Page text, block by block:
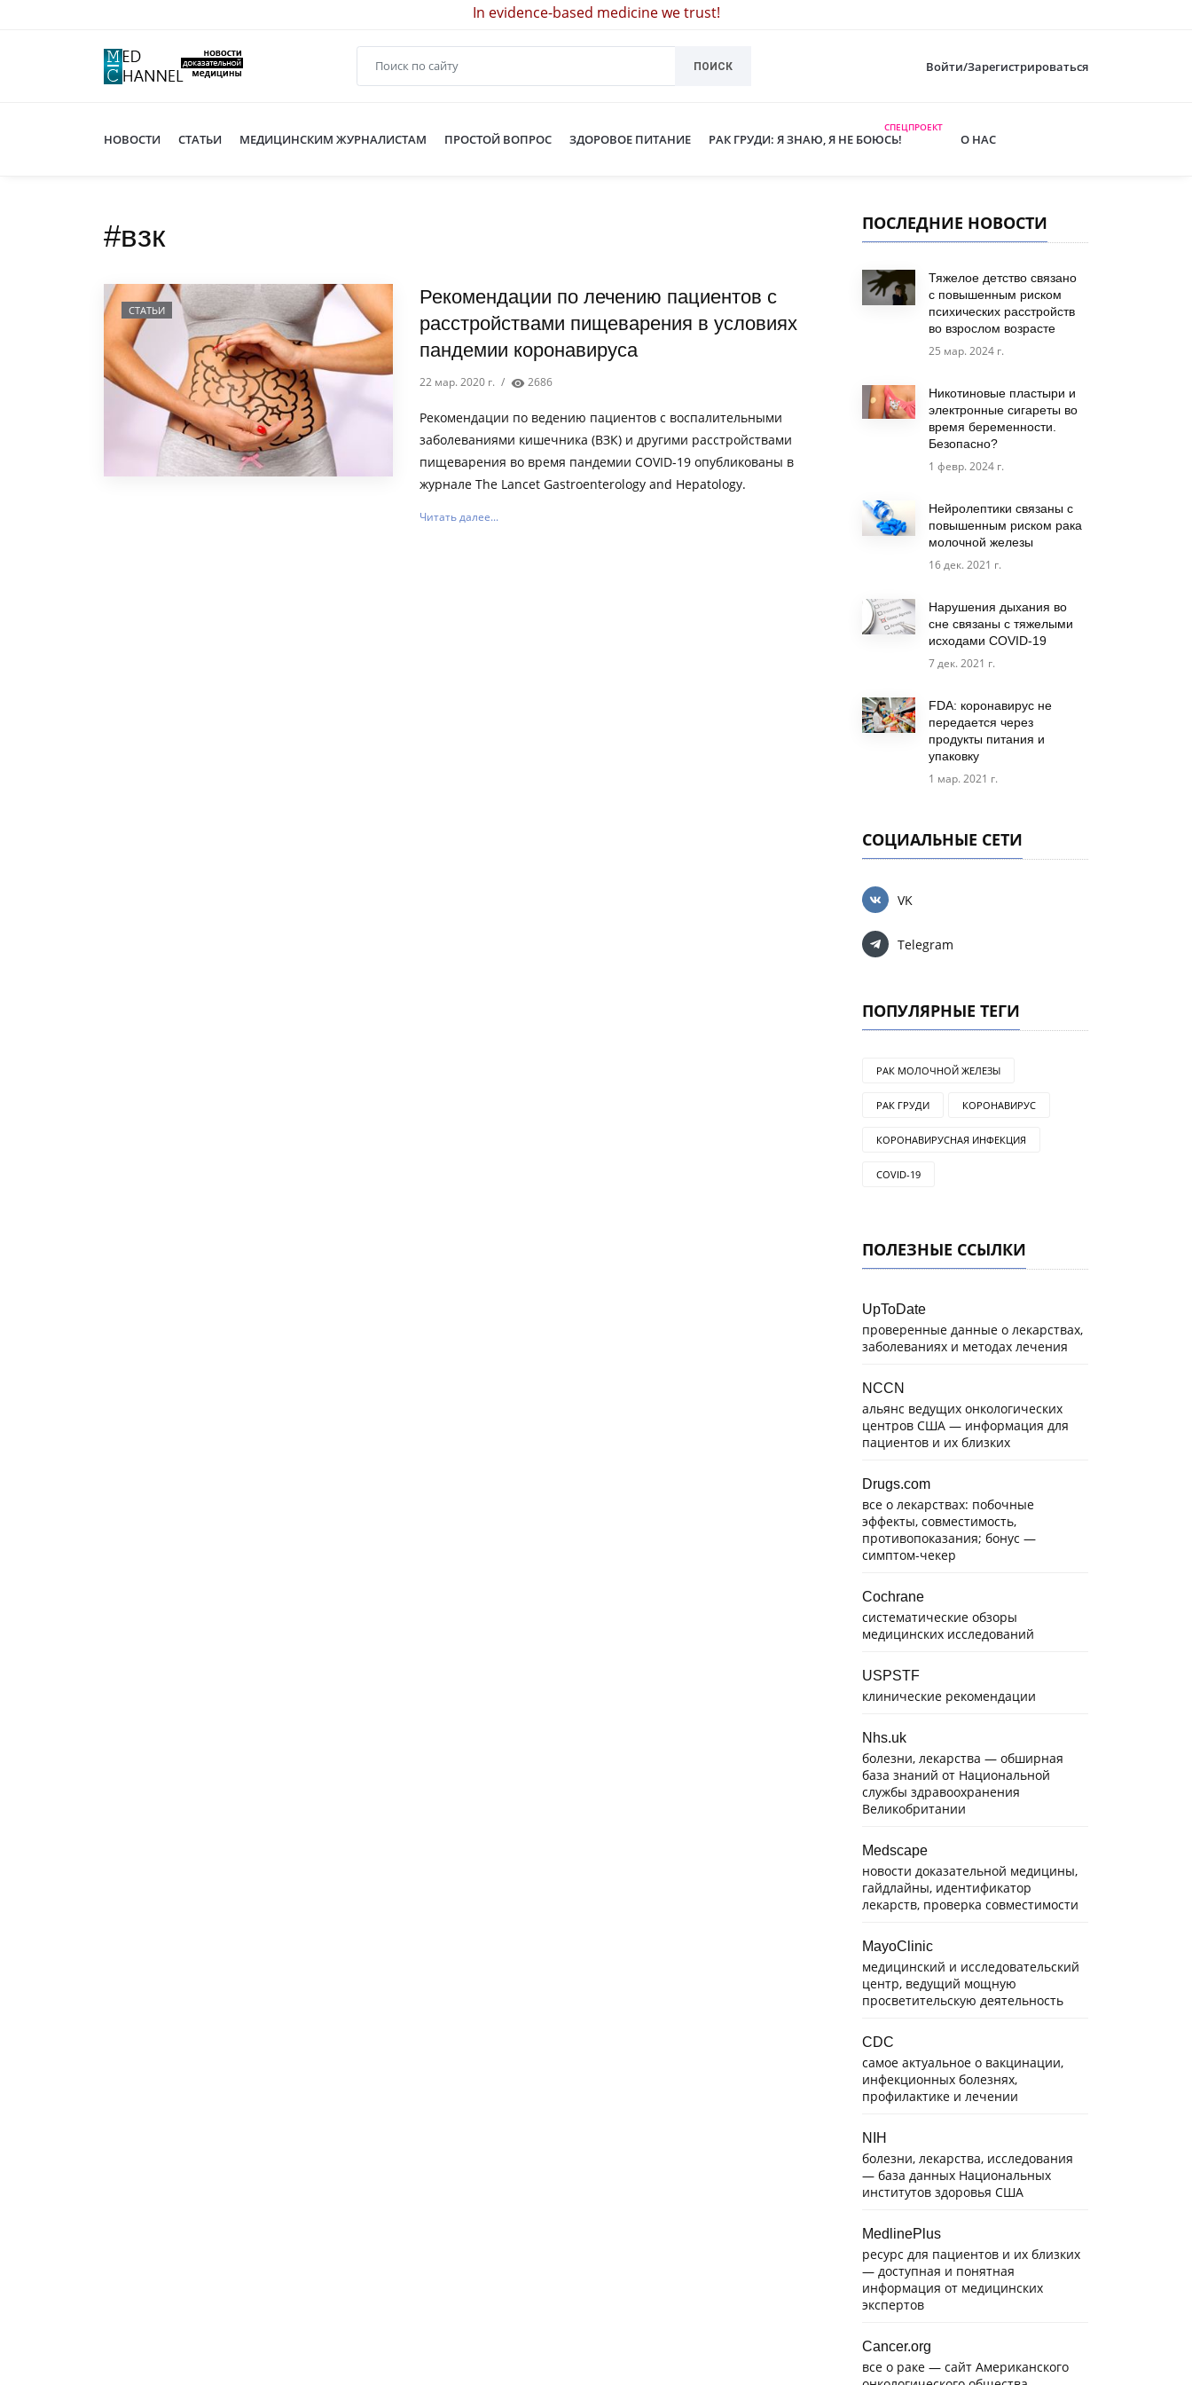
In evidence-based medicine we trust!
ПОИСК Войти/Зарегистрироваться
НОВОСТИ СТАТЬИ МЕДИЦИНСКИМ ЖУРНАЛИСТАМ ПРОСТОЙ ВОПРОС ЗДОРОВОЕ ПИТАНИЕ РАК ГРУДИ: Я ЗНАЮ, Я НЕ БОЮСЬ!
СПЕЦПРОЕКТ
О НАС
#взк
СТАТЬИ
Рекомендации по лечению пациентов с
расстройствами пищеварения в условиях
пандемии коронавируса
22 мар. 2020 г. / 2686
Рекомендации по ведению пациентов с воспалительными
заболеваниями кишечника (ВЗК) и другими расстройствами
пищеварения во время пандемии COVID-19 опубликованы в
журнале The Lancet Gastroenterology and Hepatology.
Читать далее...
ПОСЛЕДНИЕ НОВОСТИ
Тяжелое детство связано
с повышенным риском
психических расстройств
во взрослом возрасте
25 мар. 2024 г.
Никотиновые пластыри и
электронные сигареты во
время беременности.
Безопасно?
1 февр. 2024 г.
Нейролептики связаны с
повышенным риском рака
молочной железы
16 дек. 2021 г.
Нарушения дыхания во
сне связаны с тяжелыми
исходами COVID-19
7 дек. 2021 г.
FDA: коронавирус не
передается через
продукты питания и
упаковку
1 мар. 2021 г.
СОЦИАЛЬНЫЕ СЕТИ
VK
Telegram
ПОПУЛЯРНЫЕ ТЕГИ
РАК МОЛОЧНОЙ ЖЕЛЕЗЫ
РАК ГРУДИ КОРОНАВИРУС
КОРОНАВИРУСНАЯ ИНФЕКЦИЯ
COVID-19
ПОЛЕЗНЫЕ ССЫЛКИ
UpToDate
проверенные данные о лекарствах,
заболеваниях и методах лечения
NCCN
альянс ведущих онкологических
центров США — информация для
пациентов и их близких
Drugs.com
все о лекарствах: побочные
эффекты, совместимость,
противопоказания; бонус —
симптом-чекер
Cochrane
систематические обзоры
медицинских исследований
USPSTF
клинические рекомендации
Nhs.uk
болезни, лекарства — обширная
база знаний от Национальной
службы здравоохранения
Великобритании
Medscape
новости доказательной медицины,
гайдлайны, идентификатор
лекарств, проверка совместимости
MayoClinic
медицинский и исследовательский
центр, ведущий мощную
просветительскую деятельность
CDC
самое актуальное о вакцинации,
инфекционных болезнях,
профилактике и лечении
NIH
болезни, лекарства, исследования
— база данных Национальных
институтов здоровья США
MedlinePlus
ресурс для пациентов и их близких
— доступная и понятная
информация от медицинских
экспертов
Cancer.org
все о раке — сайт Американского